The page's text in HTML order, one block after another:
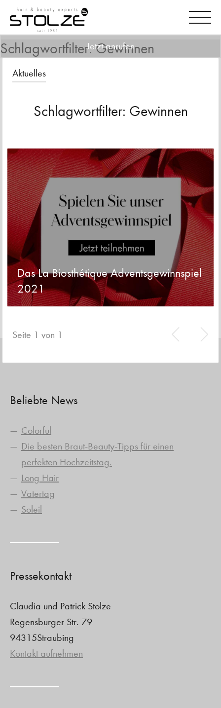
Jetzt anrufen
Schlagwortfilter: Gewinnen
Aktuelles
Schlagwortfilter: Gewinnen
Das La Biosthétique Adventsgewinnspiel
2021
Seite 1 von 1
Beliebte News
Colorful
Die besten Braut-Beauty-Tipps für einen
perfekten Hochzeitstag.
Long Hair
Vatertag
Soleil
Pressekontakt
Claudia und Patrick Stolze
Regensburger Str. 79
94315Straubing
Kontakt aufnehmen